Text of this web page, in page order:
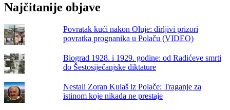
izražava
zabrinutost
Najčitanije objave
Povratak kući nakon Oluje: dirljivi prizori
povratka prognanika u Polaču (VIDEO)
Biograd 1928. i 1929. godine: od Radićeve smrti
do Šestosiječanjske diktature
Nestali Zoran Kulaš iz Polače: Traganje za
istinom koje nikada ne prestaje